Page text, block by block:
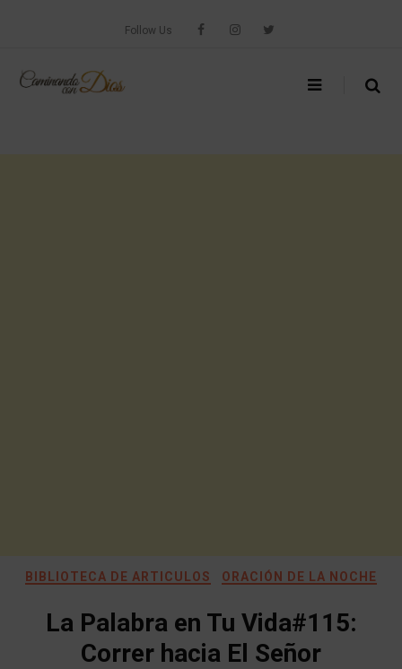
Follow Us
BIBLIOTECA DE ARTICULOS ORACIÓN DE LA NOCHE
La Palabra en Tu Vida#115:
Correr hacia El Señor